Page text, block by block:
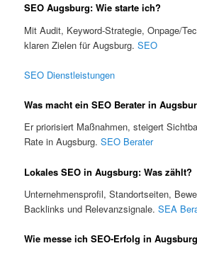
SEO Augsburg: Wie starte ich?
Mit Audit, Keyword-Strategie, Onpage/
klaren Zielen für Augsburg.SEO
SEO Dienstleistungen
Was macht ein SEO Berater in
Er priorisiert Maßnahmen, steigert
Rate in Augsburg.SEO Berater
Lokales SEO in Augsburg: Was zählt?
Unternehmensprofil, Standortseiten,
Backlinks und Relevanzsignale.SEA
Wie messe ich SEO-Erfolg in